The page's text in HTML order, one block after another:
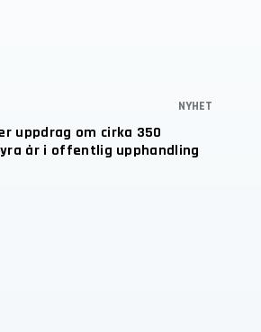
uppdrag om cirka 350
år i offentlig upphandling
NYHET